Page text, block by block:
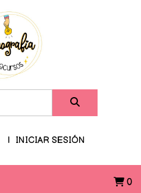
INICIAR SESIÓN
0